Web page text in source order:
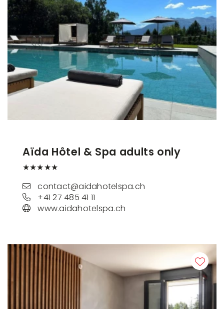
Aïda Hôtel & Spa adults only
★★★★★
contact@aidahotelspa.ch
+41 27 485 41 11
www.aidahotelspa.ch